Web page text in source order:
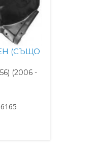
(СЪЩО
(2006 -